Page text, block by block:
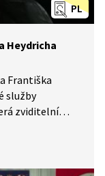
PL
Heydricha
Františka
služby
zviditelní